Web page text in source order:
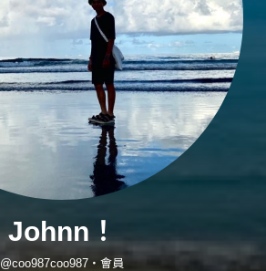
Johnn！
@coo987coo987・會員